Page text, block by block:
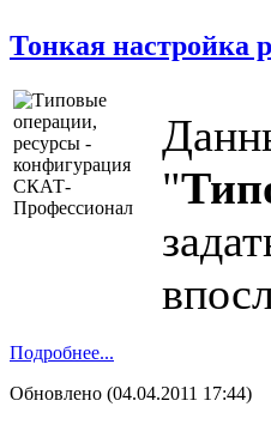
Тонкая настройка
"
Подробнее...
Обновлено (04.04.2011 17:44)